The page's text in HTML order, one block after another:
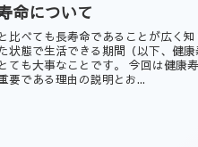
命について
比べても長寿命であることが広く
状態で生活できる期間（以下、健
ても大事なことです。 今回は健康
要である理由の説明とお...